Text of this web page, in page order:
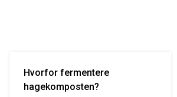
Hvorfor fermentere
hagekomposten?